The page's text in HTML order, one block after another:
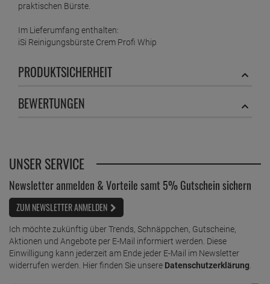
praktischen Bürste.
Im Lieferumfang enthalten:
iSi Reinigungsbürste Crem Profi Whip
PRODUKTSICHERHEIT
BEWERTUNGEN
UNSER SERVICE
Newsletter anmelden & Vorteile samt 5% Gutschein sichern
ZUM NEWSLETTER ANMELDEN
Ich möchte zukünftig über Trends, Schnäppchen, Gutscheine,
Aktionen und Angebote per E-Mail informiert werden. Diese
Einwilligung kann jederzeit am Ende jeder E-Mail im Newsletter
widerrufen werden. Hier finden Sie unsere Datenschutzerklärung